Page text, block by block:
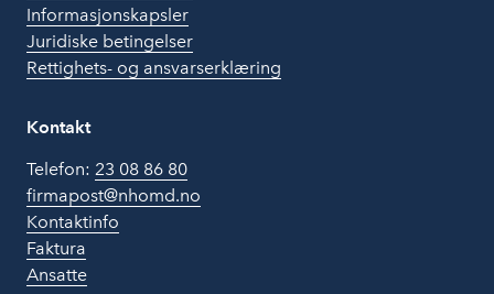
Informasjonskapsler
Juridiske betingelser
Rettighets- og ansvarserklæring
Kontakt
Telefon: 23 08 86 80
firmapost@nhomd.no
Kontaktinfo
Faktura
Ansatte